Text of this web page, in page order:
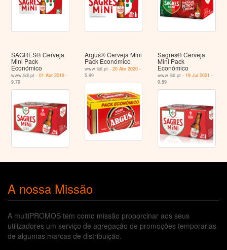
SAGRES® Cerveja
Mini Pack
Económico
www.lidl.pt -01 Abr 2019 -
9.79
Argus® Cerveja Mini
Pack Económico
www.lidl.pt - 20 Abr 2020-
5.99
Sagres® Cerveja
Mini Pack
Económico
www.lidl.pt - 19 Jul 2021 -
9.89
A nossa Missão
A multiPROMOS tem como missão proporcinar aos seus
utilizadores um serviço de agregação de promoções temporarias
de algumas marcas de distribuição.